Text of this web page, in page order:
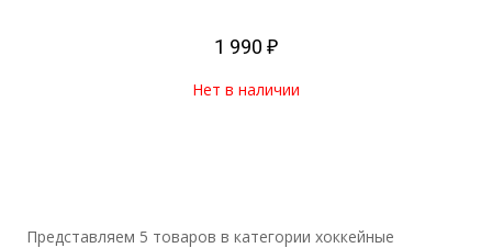
1 990 ₽
Нет в наличии
Представляем 5 товаров в категории хоккейные